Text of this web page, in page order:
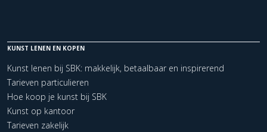
KUNST LENEN EN KOPEN
Kunst lenen bij SBK: makkelijk, betaalbaar en inspirerend
Tarieven particulieren
Hoe koop je kunst bij SBK
Kunst op kantoor
Tarieven zakelijk